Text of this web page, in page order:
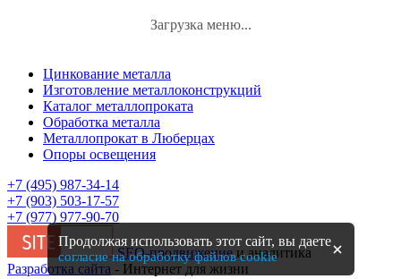
Загрузка меню...
Цинкование металла
Изготовление металлоконструкций
Каталог металлопроката
Обработка металла
Металлопрокат в Люберцах
Опоры освещения
+7 (495) 987-34-14
+7 (903) 503-17-57
+7 (977) 977-90-70
SEO-продвижениеи аналитика
Разработка сайта - Интернет для жизни
Продолжая использовать этот сайт, вы даете
согласие на обработку файлов cookie